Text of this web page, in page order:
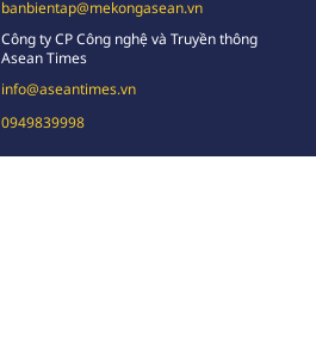
banbientap@mekongasean.vn
Công ty CP Công nghệ và Truyền thông
Asean Times
info@aseantimes.vn
0949839998